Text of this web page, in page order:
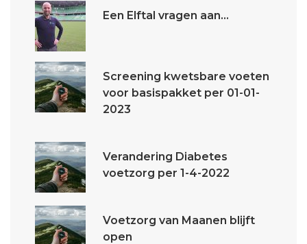
Een Elftal vragen aan...
Screening kwetsbare voeten
voor basispakket per 01-01-
2023
Verandering Diabetes
voetzorg per 1-4-2022
Voetzorg van Maanen blijft
open